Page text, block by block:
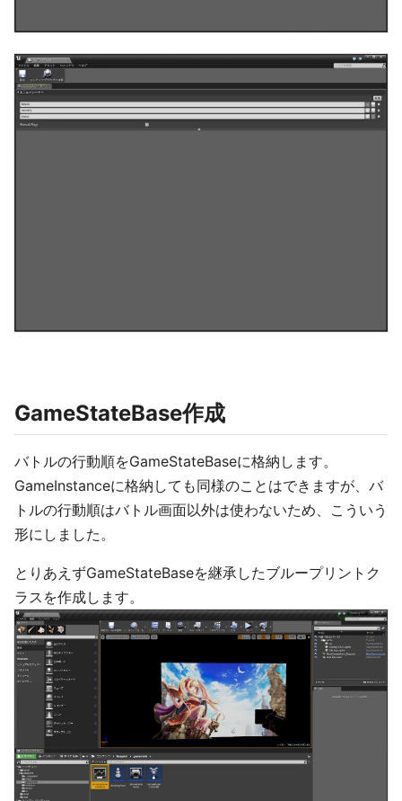
GameStateBase作成
バトルの行動順をGameStateBaseに格納します。
GameInstanceに格納しても同様のことはできますが、バ
トルの行動順はバトル画面以外は使わないため、こういう
形にしました。
とりあえずGameStateBaseを継承したブループリントク
ラスを作成します。